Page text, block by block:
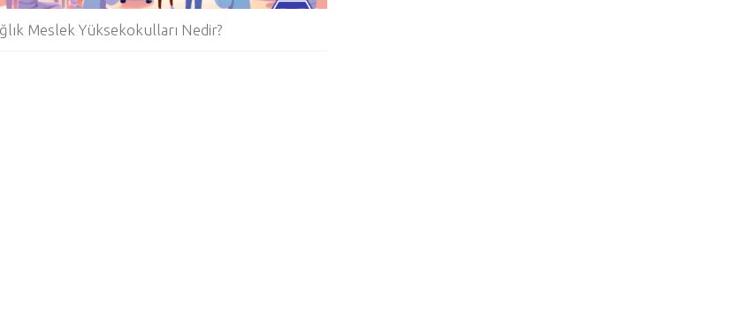
Meslek Yüksekokulları Nedir?